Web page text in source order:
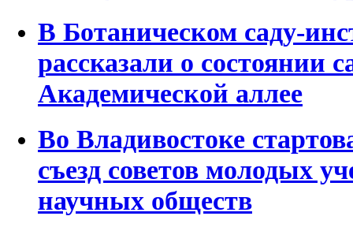
В Ботаническом саду-
рассказали о состоянии
Академической аллее
Во Владивостоке
съезд советов молодых
научных обществ